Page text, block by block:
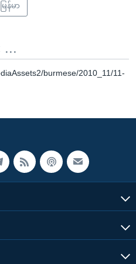
မြန်မာ
burmese/2010_11/11-